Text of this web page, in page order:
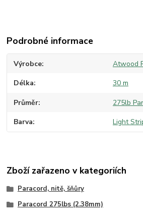
Podrobné informace
Výrobce Atwood
Délka 30 m
Průměr 275lb
Barva Light
Zboží zařazeno v kategoriích
Paracord, nitě, šňůry
Paracord 275lbs (2.38mm)